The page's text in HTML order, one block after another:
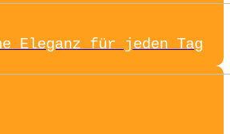
Eleganz für jeden Tag